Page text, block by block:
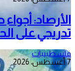
الأرصاد: أجواء
تدريجي على
فلسطينيات
7 أغسطس، 2026